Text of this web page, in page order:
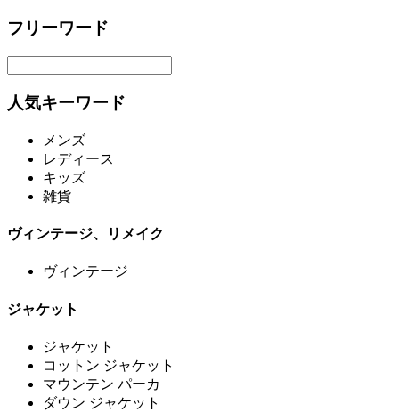
フリーワード
人気キーワード
メンズ
レディース
キッズ
雑貨
ヴィンテージ、リメイク
ヴィンテージ
ジャケット
ジャケット
コットン ジャケット
マウンテン パーカ
ダウン ジャケット